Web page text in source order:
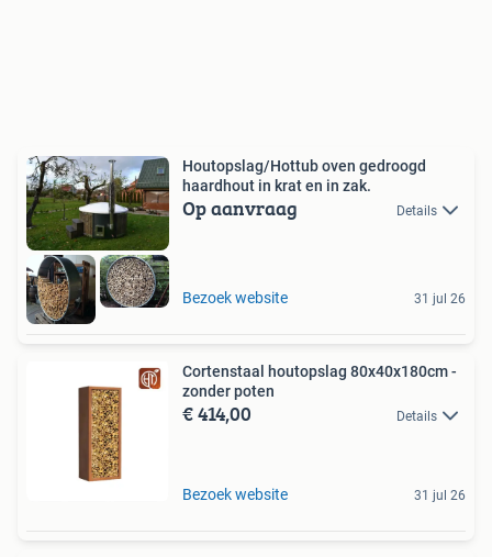
Houtopslag/Hottub oven gedroogd
haardhout in krat en in zak.
Op aanvraag Details
Bezoek website 31 jul 26
Cortenstaal houtopslag 80x40x180cm -
zonder poten
€ 414,00 Details
Bezoek website 31 jul 26